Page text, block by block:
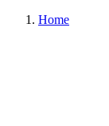
Home